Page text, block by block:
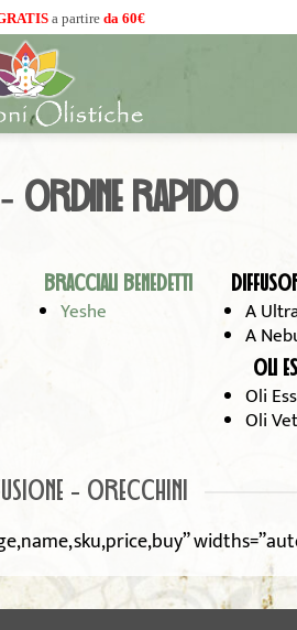
a partire da 60€
ORDINE RAPIDO
BRACCIALI BENEDETTI
Yeshe A
A
OLI
Oli
Oli
- ORECCHINI